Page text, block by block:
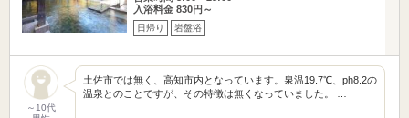
入浴料金 830円～
日帰り 岩盤浴
～10代
土佐市では無く、高知市内となっています。泉温19.7℃、ph8.2の
温泉とのことですが、その特徴は無くなっていました。 …